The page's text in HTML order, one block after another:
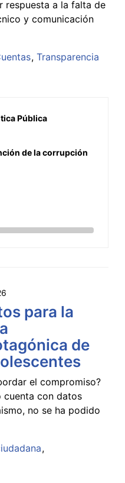
respuesta a la falta de
y comunicación
Transparencia
Pública
de la corrupción
para la
de
el compromiso?
cuenta con datos
no se ha podido